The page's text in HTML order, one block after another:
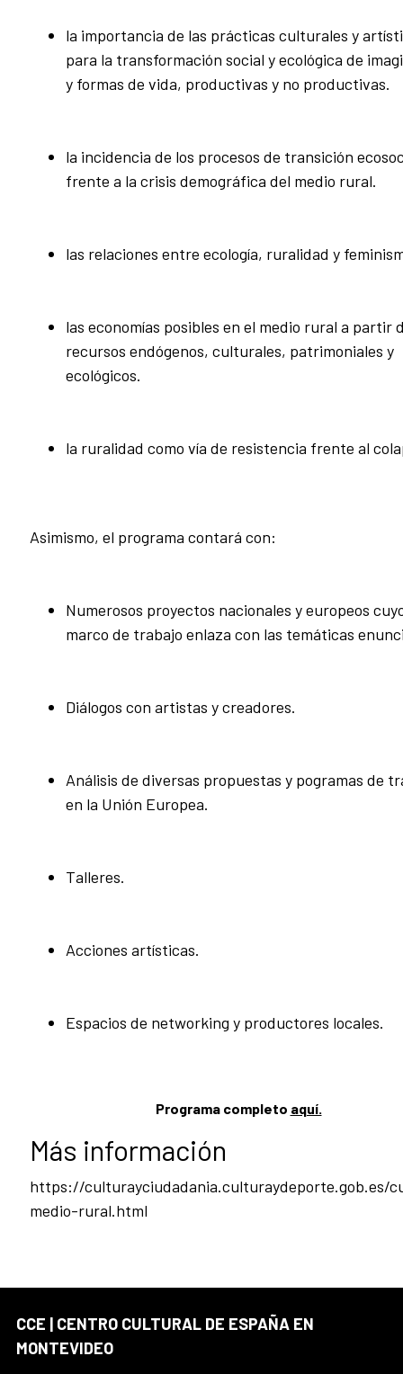
la importancia de las prácticas culturales y
para la transformación social y ecológica de
y formas de vida, productivas y no productivas.
la incidencia de los procesos de transición
frente a la crisis demográfica del medio rural.
las relaciones entre ecología, ruralidad y
las economías posibles en el medio rural a partir
recursos endógenos, culturales, patrimoniales y
ecológicos.
la ruralidad como vía de resistencia frente al
Asimismo, el programa contará con:
Numerosos proyectos nacionales y europeos
marco de trabajo enlaza con las temáticas
Diálogos con artistas y creadores.
Análisis de diversas propuestas y pogramas de
en la Unión Europea.
Talleres.
Acciones artísticas.
Espacios de networking y productores locales.
Programa completo aquí.
Más información
https://culturayciudadania.culturaydeporte.gob.es/
medio-rural.html
CCE | CENTRO CULTURAL DE ESPAÑA EN
MONTEVIDEO